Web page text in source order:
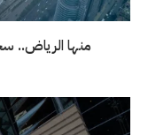
منها الرياض..